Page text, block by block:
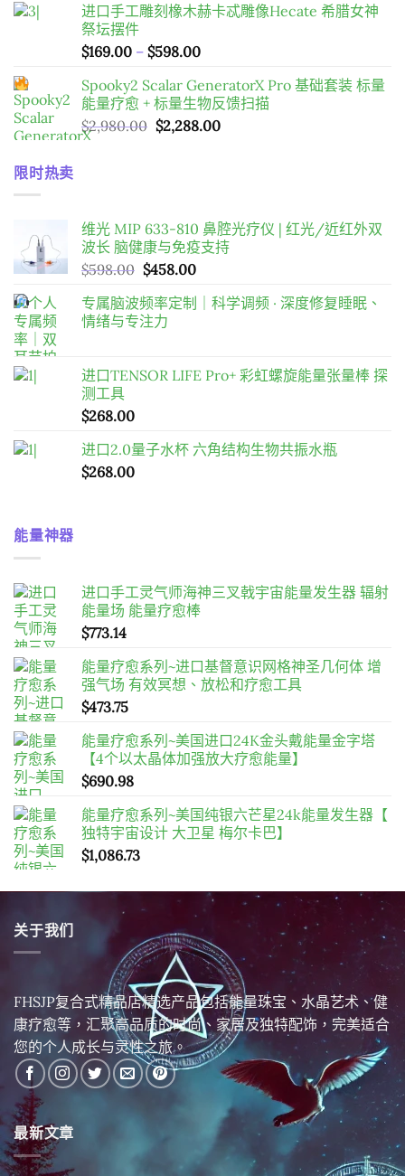
範
$98.00
$198.00
进口手工雕刻橡木赫卡忒雕像Hecate 希腊女神
祭坛摆件
$169.00 – $598.00價
範
圍：
$169.00
Spooky2 Scalar GeneratorX Pro 基础套装 标量
能量疗愈 + 标量生物反馈扫描
$2,980.00 原
$2,288.00目
限时热卖
维光 MIP 633-810 鼻腔光疗仪 | 红光/近红外双
波长 脑健康与免疫支持
$598.00 原
價
格：
$458.00目
價
专属脑波频率定制｜科学调频 · 深度修复睡眠、
情绪与专注力
进口TENSOR LIFE Pro+ 彩虹螺旋能量张量棒 探
测工具
$268.00
进口2.0量子水杯 六角结构生物共振水瓶
$268.00
能量神器
进口手工灵气师海神三叉戟宇宙能量发生器 辐射
能量场 能量疗愈棒
$773.14
能量疗愈系列~进口基督意识网格神圣几何体 增
强气场 有效冥想、放松和疗愈工具
$473.75
能量疗愈系列~美国进口24K金头戴能量金字塔
【4个以太晶体加强放大疗愈能量】
$690.98
能量疗愈系列~美国纯银六芒星24k能量发生器【
独特宇宙设计 大卫星 梅尔卡巴】
$1,086.73
关于我们
FHSJP复合式精品店精选产品包括能量珠宝、水晶艺术、健
康疗愈等，汇聚高品质的时尚、家居及独特配饰，完美适合
您的个人成长与灵性之旅。
最新文章